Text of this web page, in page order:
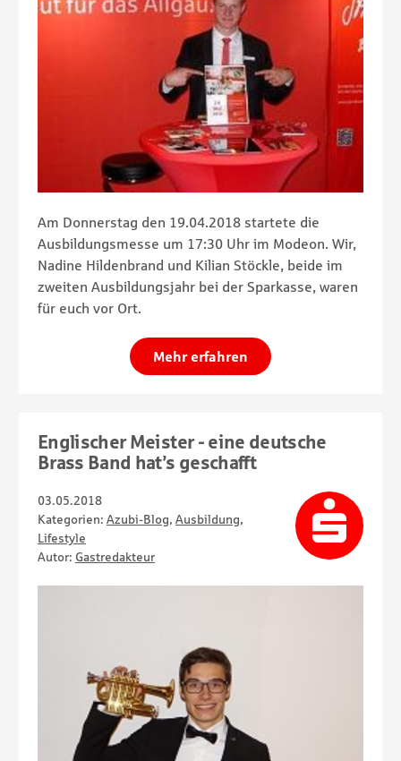
Am Donnerstag den 19.04.2018 startete die
Ausbildungsmesse um 17:30 Uhr im Modeon. Wir,
Nadine Hildenbrand und Kilian Stöckle, beide im
zweiten Ausbildungsjahr bei der Sparkasse, waren
für euch vor Ort.
Mehr erfahren
Englischer Meister - eine deutsche
Brass Band hat’s geschafft
03.05.2018
Kategorien: Azubi-Blog, Ausbildung,
Lifestyle
Autor: Gastredakteur